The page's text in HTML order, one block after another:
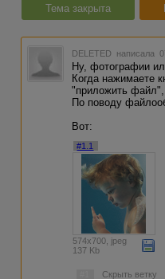
Тема закрыта
DELETED написала
Ну, фотографии
Когда нажимаете
"приложить файл",
По поводу
Вот:
#1.1
574x700, jpeg
137 Kb
Скрыть ветку